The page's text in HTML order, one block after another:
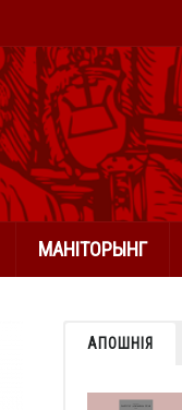
МАНІТОРЫНГ
АПОШНІЯ